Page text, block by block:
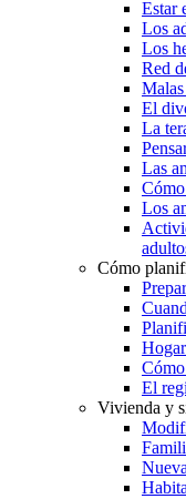
Estar
Los
Los
Red
El
La
Las
Los
Cómo
El
Vivienda y